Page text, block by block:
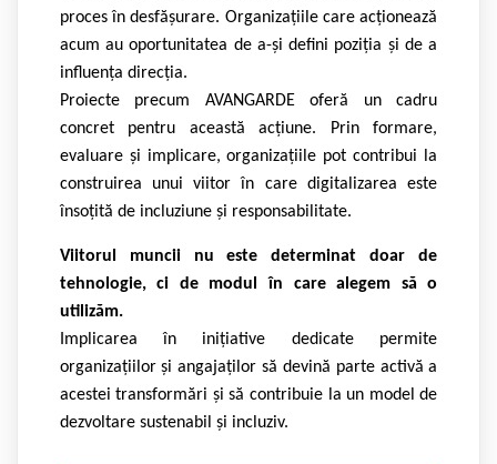
proces în desfășurare. Organizațiile care acționează
acum au oportunitatea de a-și defini poziția și de a
influența direcția.
Proiecte precum AVANGARDE oferă un cadru
concret pentru această acțiune. Prin formare,
evaluare și implicare, organizațiile pot contribui la
construirea unui viitor în care digitalizarea este
însoțită de incluziune și responsabilitate.
Viitorul muncii nu este determinat doar de
tehnologie, ci de modul în care alegem să o
utilizăm.
Implicarea în inițiative dedicate permite
organizațiilor și angajaților să devină parte activă a
acestei transformări și să contribuie la un model de
dezvoltare sustenabil și incluziv.